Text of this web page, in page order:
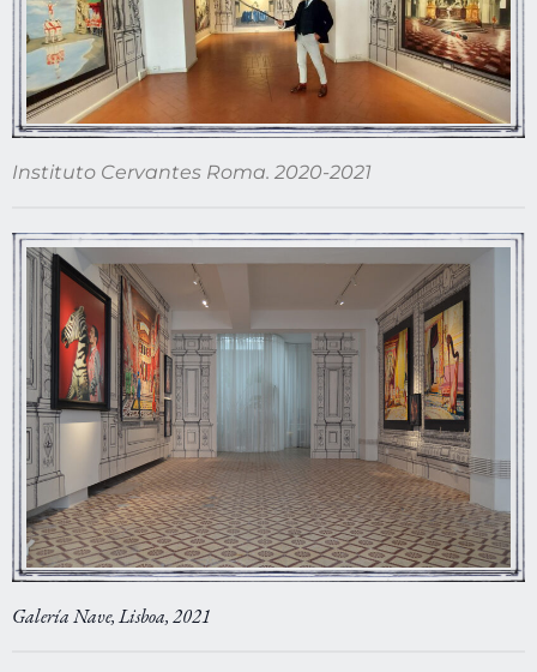
Instituto Cervantes Roma. 2020-2021
Galería Nave, Lisboa, 2021